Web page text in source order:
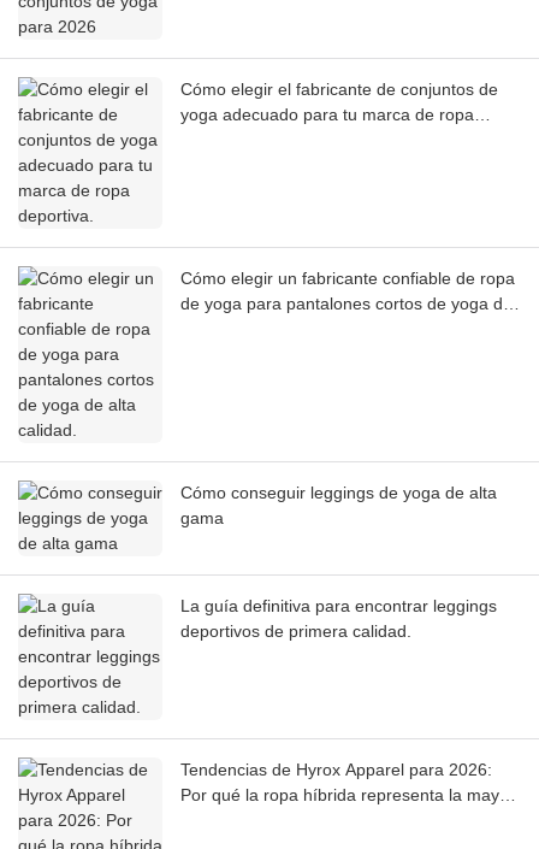
Cómo elegir el fabricante de conjuntos de
yoga adecuado para tu marca de ropa
Cómo elegir un fabricante confiable de ropa
de yoga para pantalones cortos de yoga de
Cómo conseguir leggings de yoga de alta
gama
La guía definitiva para encontrar leggings
deportivos de primera calidad.
Tendencias de Hyrox Apparel para 2026:
Por qué la ropa híbrida representa la mayor